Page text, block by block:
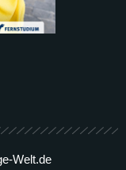
Welt.de